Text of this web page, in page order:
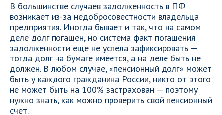
В большинстве случаев задолженность в ПФ
возникает из-за недобросовестности владельца
предприятия. Иногда бывает и так, что на самом
деле долг погашен, но система факт погашения
задолженности еще не успела зафиксировать —
тогда долг на бумаге имеется, а на деле быть не
должен. В любом случае, «пенсионный долг» может
быть у каждого гражданина России, никто от этого
не может быть на 100% застрахован — поэтому
нужно знать, как можно проверить свой пенсионный
счет.